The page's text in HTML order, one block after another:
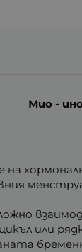
Мио -
на
или